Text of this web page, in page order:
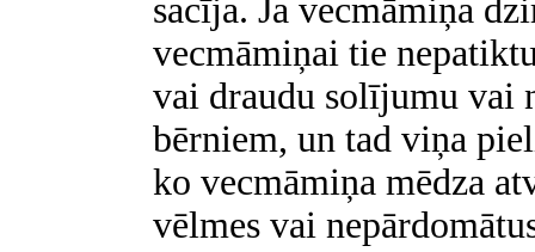
sacīja. Ja vecmāmiņa
vecmāmiņai tie
vai draudu solījumu vai
bērniem, un tad viņa
ko vecmāmiņa mēdza
vēlmes vai